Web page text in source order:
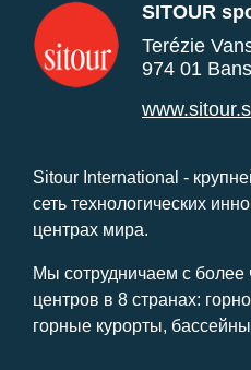
SITOUR
Terézie
974 01
Sitour International -
сеть технологических
центрах мира.
Мы сотрудничаем с более
центров в 8 странах:
горные курорты,